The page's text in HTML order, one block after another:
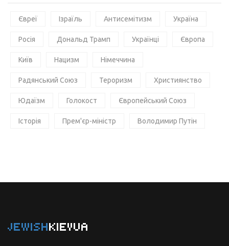
Євреї Ізраїль Антисемітизм Україна
Росія Дональд Трамп Українці Європа
Київ Нацизм Німеччина
Радянський Союз Тероризм Християнство
Юдаїзм Голокост Європейський Союз
Історія Прем'єр-міністр Володимир Путін
JEWISHKIEVUA